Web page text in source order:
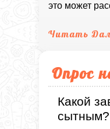
это может
Читать
Опрос
Какой
сытным?